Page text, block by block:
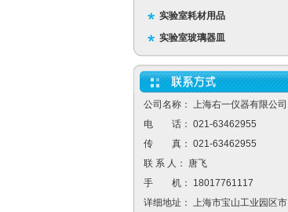
实验室耗材用品
实验室玻璃器皿
公司名称： 上海右一仪器有限公司
电 话： 021-63462955
传 真： 021-63462955
联 系 人： 唐飞
手 机： 18017761117
详细地址： 上海市宝山工业园区市